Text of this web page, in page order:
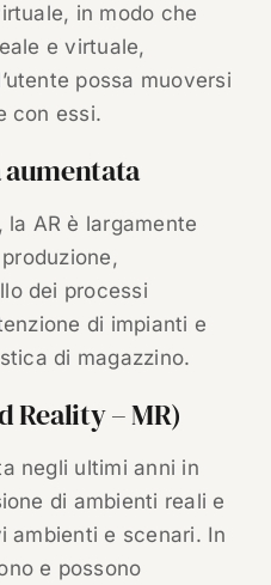
in modo che
e virtuale,
possa muoversi
con essi.
AR è largamente
dei processi
di impianti e
di magazzino.
Reality – MR)
negli ultimi anni in
di ambienti reali e
ambienti e scenari. In
e possono